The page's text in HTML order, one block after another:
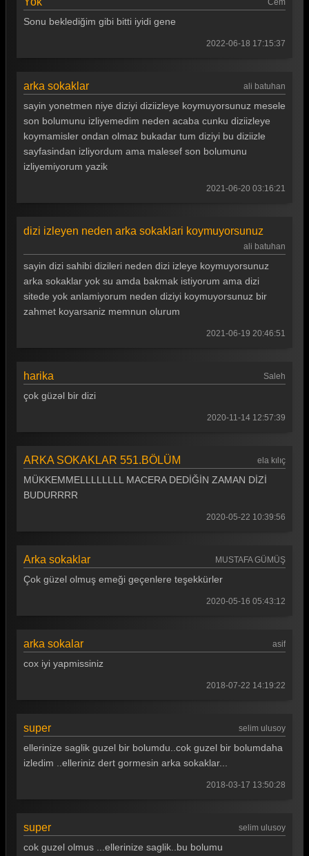
Arka Sokaklar 387. Bölüm
Arka Sokaklar 384. Bölüm
Arka Sokaklar 383. Bölüm
Arka Sokaklar 382. Bölüm
Arka Sokaklar 381. Bölüm
Arka Sokaklar 377. Bölüm
Arka Sokaklar 376. Bölüm
Arka Sokaklar 372. Bölüm
Arka Sokaklar 369. Bölüm
Arka Sokaklar 368. Bölüm
Arka Sokaklar 365. Bölüm
Arka Sokaklar 362. Bölüm
Arka Sokaklar 361. Bölüm
Arka Sokaklar 358. Bölüm
Arka Sokaklar 357. Bölüm
Arka Sokaklar 354. Bölüm
Cem
Sonu beklediğim gibi bitti iyidi gene
2022-06-18 17:15:37
arka sokaklar ali batuhan
sayin yonetmen niye diziyi diziizleye koymuyorsunuz mesele
son bolumunu izliyemedim neden acaba cunku diziizleye
koymamisler ondan olmaz bukadar tum diziyi bu diziizle
sayfasindan izliyordum ama malesef son bolumunu
izliyemiyorum yazik
2021-06-20 03:16:21
dizi izleyen neden arka sokaklari koymuyorsunuz
ali batuhan
sayin dizi sahibi dizileri neden dizi izleye koymuyorsunuz
arka sokaklar yok su amda bakmak istiyorum ama dizi
sitede yok anlamiyorum neden diziyi koymuyorsunuz bir
zahmet koyarsaniz memnun olurum
2021-06-19 20:46:51
harika Saleh
çok güzəl bir dizi
2020-11-14 12:57:39
ARKA SOKAKLAR 551.BÖLÜM ela kılıç
MÜKKEMMELLLLLLLL MACERA DEDİĞİN ZAMAN DİZİ
BUDURRRR
2020-05-22 10:39:56
Arka sokaklar MUSTAFA GÜMÜŞ
Çok güzel olmuş emeği geçenlere teşekkürler
2020-05-16 05:43:12
arka sokalar asif
cox iyi yapmissiniz
2018-07-22 14:19:22
super selim ulusoy
ellerinize saglik guzel bir bolumdu..cok guzel bir bolumdaha
izledim ..elleriniz dert gormesin arka sokaklar...
2018-03-17 13:50:28
super selim ulusoy
cok guzel olmus ...ellerinize saglik..bu bolumu